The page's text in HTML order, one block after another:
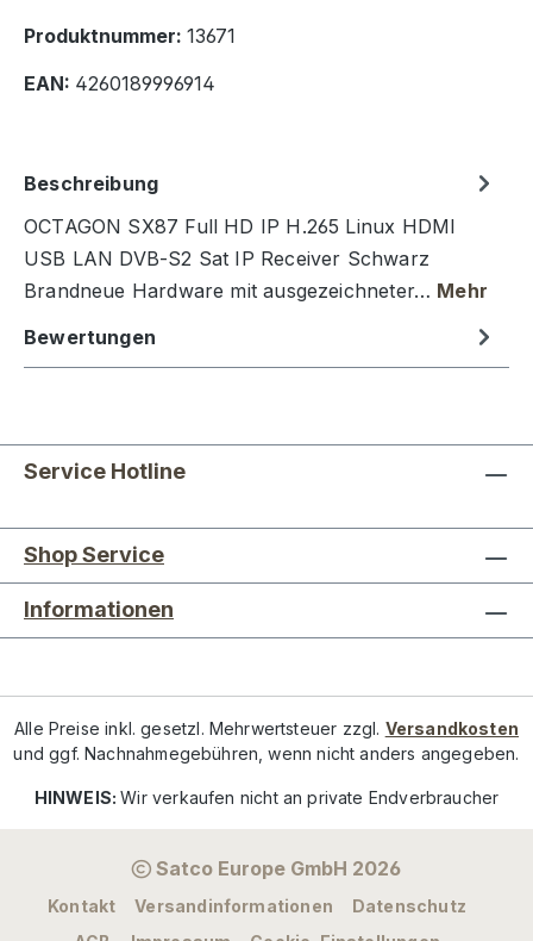
Produktnummer: 13671
EAN: 4260189996914
Beschreibung
OCTAGON SX87 Full HD IP H.265 Linux HDMI
USB LAN DVB-S2 Sat IP Receiver Schwarz
Brandneue Hardware mit ausgezeichneter… Mehr
Bewertungen
Service Hotline
Shop Service
Informationen
Alle Preise inkl. gesetzl. Mehrwertsteuer zzgl. Versandkosten
und ggf. Nachnahmegebühren, wenn nicht anders angegeben.
HINWEIS:Wir verkaufen nicht an private Endverbraucher
Satco Europe GmbH 2026
Kontakt Versandinformationen
Datenschutz